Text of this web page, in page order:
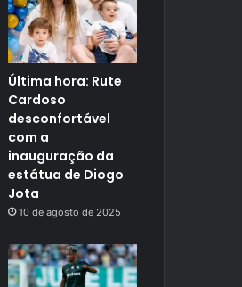
Última hora: Rute
Cardoso
desconfortável
com a
inauguração da
estátua de Diogo
Jota
10 de agosto de 2025